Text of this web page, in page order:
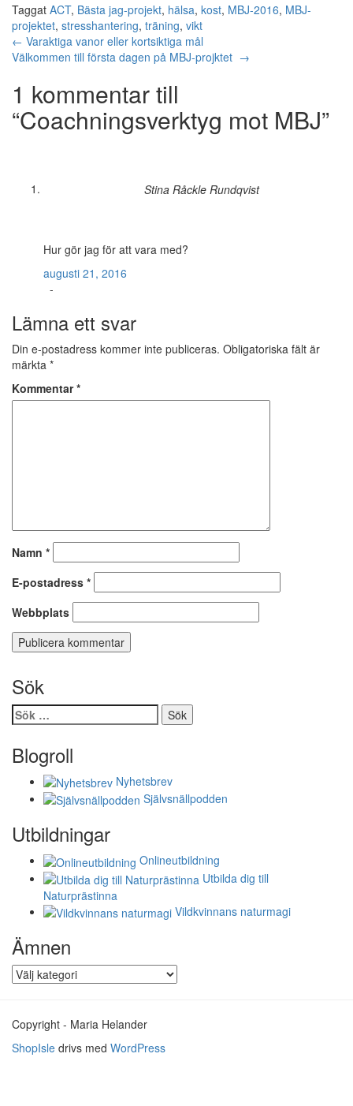
Taggat ACT, Bästa jag-projekt, hälsa, kost, MBJ-2016, MBJ-
projektet, stresshantering, träning, vikt
Inläggsnavigering
← Varaktiga vanor eller kortsiktiga mål
Välkommen till första dagen på MBJ-projktet →
1 kommentar till
“Coachningsverktyg mot MBJ”
Stina Råckle Rundqvist
Hur gör jag för att vara med?
augusti 21, 2016
-
Lämna ett svar
Din e-postadress kommer inte publiceras. Obligatoriska fält är
märkta *
Kommentar*
Namn *
E-postadress *
Webbplats
Sök
Sök
efter:
Blogroll
Nyhetsbrev
Självsnällpodden
Utbildningar
Onlineutbildning
Utbilda dig till
Naturprästinna
Vildkvinnans naturmagi
Ämnen
Ämnen
Copyright - Maria Helander
ShopIsle drivs med WordPress